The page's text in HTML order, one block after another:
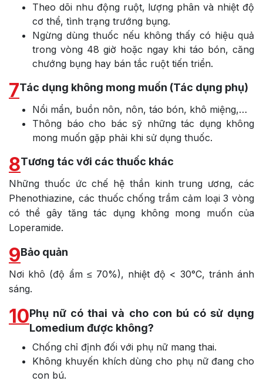
Theo dõi nhu động ruột, lượng phân và nhiệt độ
cơ thể, tình trạng trướng bụng.
Ngừng dùng thuốc nếu không thấy có hiệu quả
trong vòng 48 giờ hoặc ngay khi táo bón, căng
chướng bụng hay bán tắc ruột tiến triển.
7Tác dụng không mong muốn (Tác dụng phụ)
Nổi mẩn, buồn nôn, nôn, táo bón, khô miệng,…
Thông báo cho bác sỹ những tác dụng không
mong muốn gặp phải khi sử dụng thuốc.
8Tương tác với các thuốc khác
Những thuốc ức chế hệ thần kinh trung ương, các
Phenothiazine, các thuốc chống trầm cảm loại 3 vòng
có thể gây tăng tác dụng không mong muốn của
Loperamide.
9Bảo quản
Nơi khô (độ ẩm ≤ 70%), nhiệt độ < 30°C, tránh ánh
sáng.
10Phụ nữ có thai và cho con bú có sử dụng
Lomedium được không?
Chống chỉ định đối với phụ nữ mang thai.
Không khuyến khích dùng cho phụ nữ đang cho
con bú.